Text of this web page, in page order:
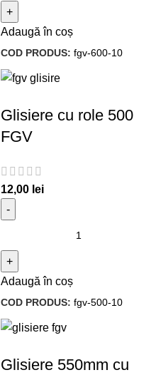
Adaugă în coș
COD PRODUS: fgv-600-10
Glisiere cu role 500
FGV
12,00 lei
Adaugă în coș
COD PRODUS: fgv-500-10
Glisiere 550mm cu